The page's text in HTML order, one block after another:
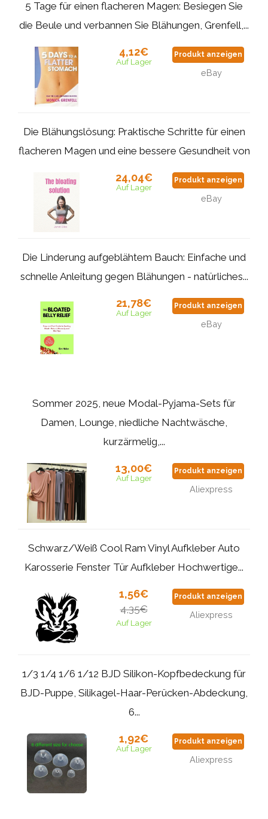
5 Tage für einen flacheren Magen: Besiegen Sie
die Beule und verbannen Sie Blähungen, Grenfell,...
4,12€
Auf Lager
Produkt anzeigen
eBay
Die Blähungslösung: Praktische Schritte für einen
flacheren Magen und eine bessere Gesundheit von
24,04€
Auf Lager
Produkt anzeigen
eBay
Die Linderung aufgeblähtem Bauch: Einfache und
schnelle Anleitung gegen Blähungen - natürliches...
21,78€
Auf Lager
Produkt anzeigen
eBay
Sommer 2025, neue Modal-Pyjama-Sets für
Damen, Lounge, niedliche Nachtwäsche,
kurzärmelig,...
13,00€
Auf Lager
Produkt anzeigen
Aliexpress
Schwarz/Weiß Cool Ram Vinyl Aufkleber Auto
Karosserie Fenster Tür Aufkleber Hochwertige...
1,56€
4,35€
Auf Lager
Produkt anzeigen
Aliexpress
1/3 1/4 1/6 1/12 BJD Silikon-Kopfbedeckung für
BJD-Puppe, Silikagel-Haar-Perücken-Abdeckung,
6...
1,92€
Auf Lager
Produkt anzeigen
Aliexpress